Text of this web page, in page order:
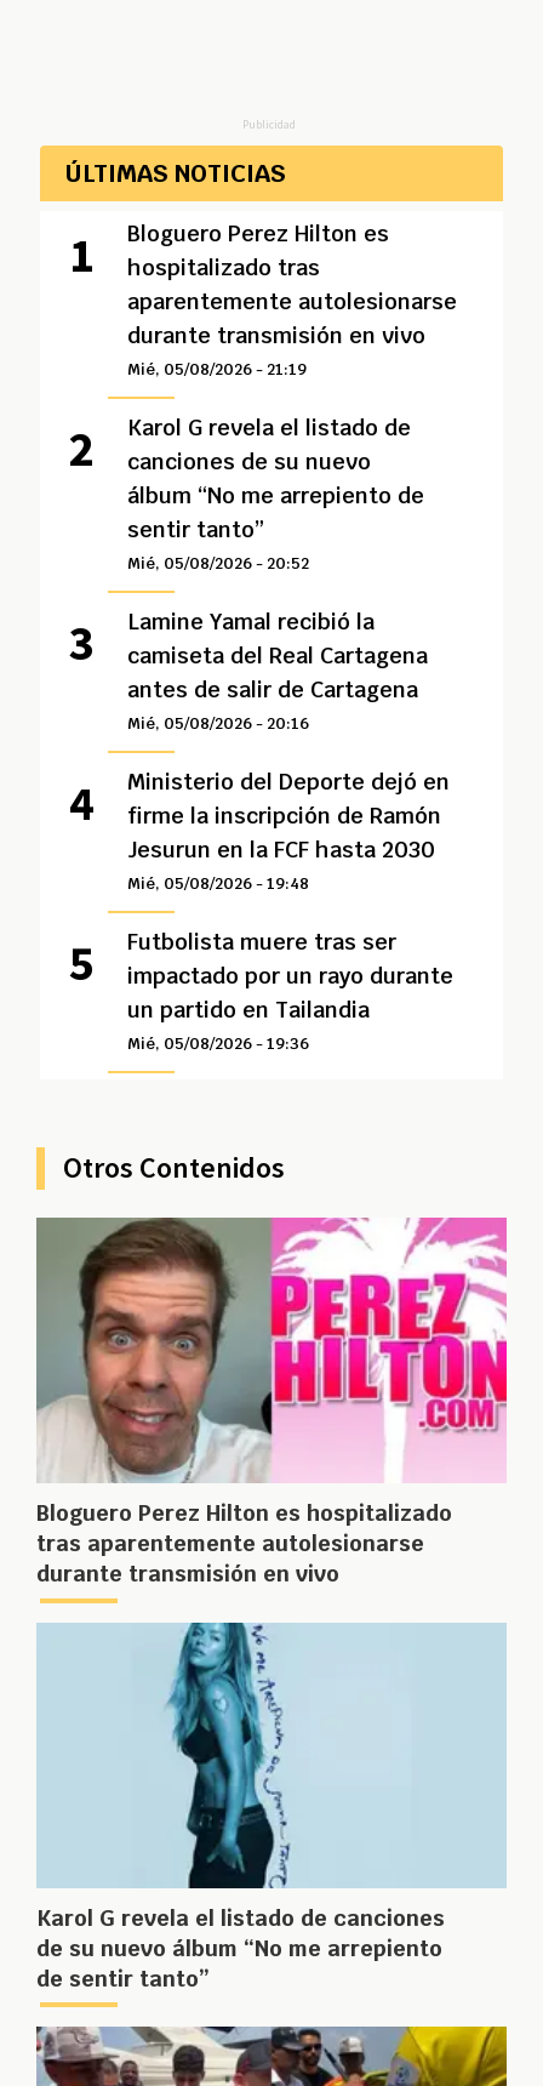
Publicidad
ÚLTIMAS NOTICIAS
Bloguero Perez Hilton es
hospitalizado tras
aparentemente autolesionarse
durante transmisión en vivo
Mié, 05/08/2026 - 21:19
Karol G revela el listado de
canciones de su nuevo
álbum “No me arrepiento de
sentir tanto”
Mié, 05/08/2026 - 20:52
Lamine Yamal recibió la
camiseta del Real Cartagena
antes de salir de Cartagena
Mié, 05/08/2026 - 20:16
Ministerio del Deporte dejó en
firme la inscripción de Ramón
Jesurun en la FCF hasta 2030
Mié, 05/08/2026 - 19:48
Futbolista muere tras ser
impactado por un rayo durante
un partido en Tailandia
Mié, 05/08/2026 - 19:36
Otros Contenidos
Bloguero Perez Hilton es hospitalizado
tras aparentemente autolesionarse
durante transmisión en vivo
Karol G revela el listado de canciones
de su nuevo álbum “No me arrepiento
de sentir tanto”